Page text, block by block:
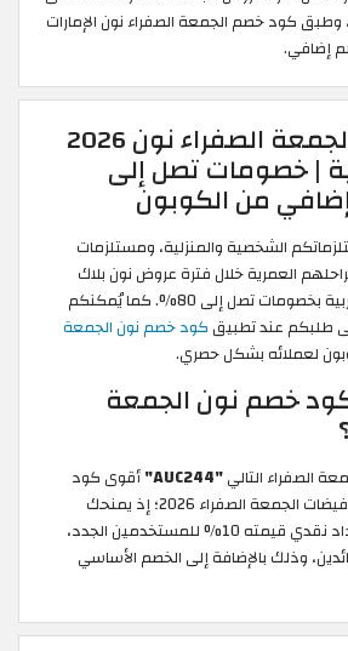
الصفراء نون الإمارات
أفضل عروض الجمعة الصفراء نون 2026
تصل إلى
والمنزلية، ومستلزمات
فترة عروض نون بلاك
فرايدي في الإمارات العربية بخصومات تصل إلى 80%. كما يُمكنكم
كود خصم نون الجمعة
حصري.
الجمعة
"AUC244"
أقوى كود
خصم لمتجر نون خلال تخفيضات الجمعة الصفراء 2026؛ إذ يمنحك
خصومات فورية، واسترداد نقدي قيمته 10% للمستخدمين الجدد،
إلى الخصم الأساسي